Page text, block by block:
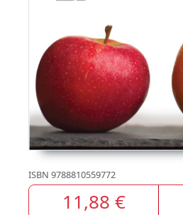
ISBN 9788810559772
11,88 €